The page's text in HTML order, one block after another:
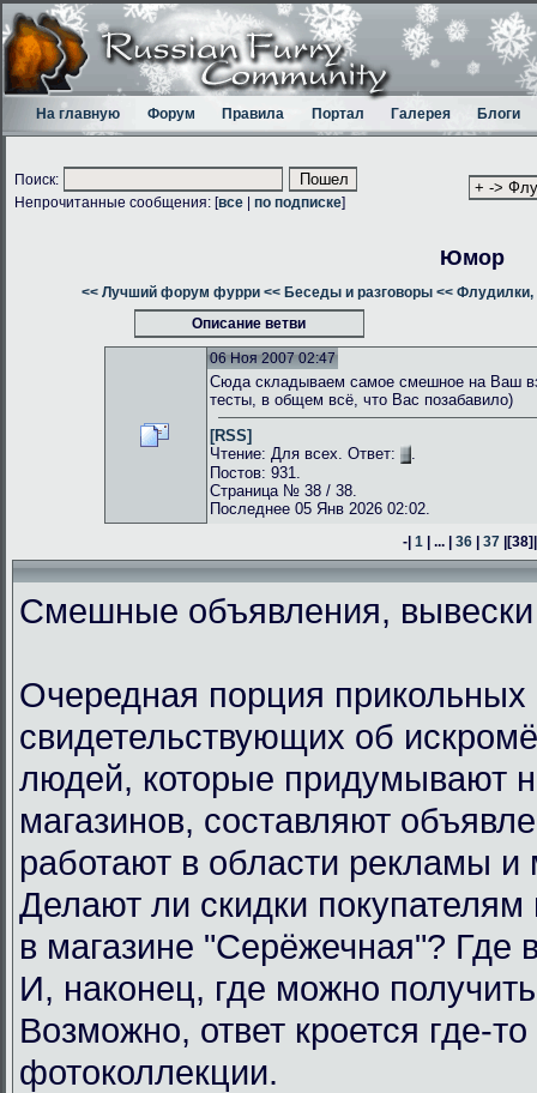
На главную Форум Правила Портал Галерея Блоги
Поиск:
Непрочитанные сообщения: [все по подписке]
Юмор
<< Лучший форум фурри << Беседы и разговоры << Флудилки,
Описание ветви
06 Ноя 2007 02:47
Сюда складываем самое смешное на Ваш
тесты, в общем всё, что Вас позабавило)
[RSS]
Чтение: Для всех. Ответ:
.
Постов: 931.
Страница № 38 / 38.
Последнее 05 Янв 2026 02:02.
-| 1 | ... | 36 | 37 |[38]
Смешные объявления,
Очередная порция прикольных
свидетельствующих об
людей, которые придумывают
магазинов, составляют
работают в области рекламы и
Делают ли скидки
в магазине "Серёжечная"? Где
И, наконец, где можно
Возможно, ответ кроется где-то
фотоколлекции.